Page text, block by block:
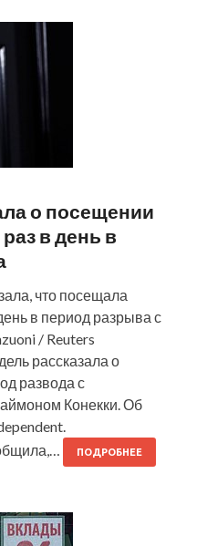
о посещении
в день в
что посещала
в период разрыва с
/ Reuters
рассказала о
развода с
Конекки. Об
ПОДРОБНЕЕ